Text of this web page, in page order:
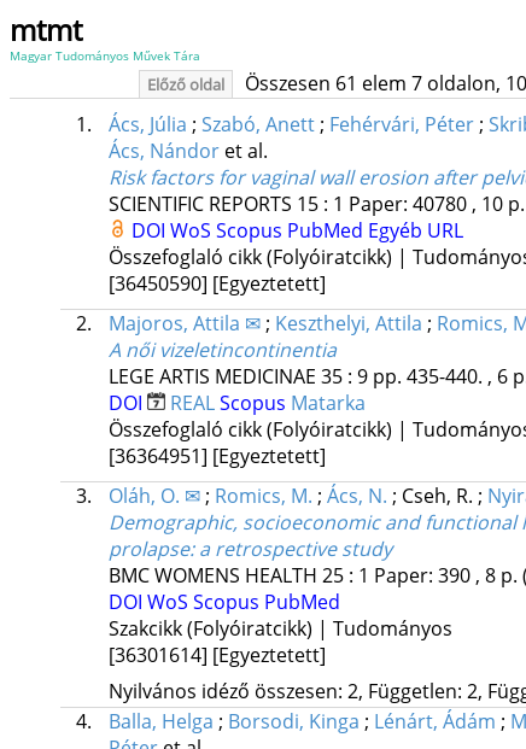
mtmt
Magyar Tudományos Művek Tára
Előző oldal Összesen 61 elem 7 oldalon,
1. Ács, Júlia ; Szabó, Anett; Fehérvári, Péter;
Ács, Nándor et al.
Risk factors for vaginal wall erosion after
SCIENTIFIC REPORTS 15: 1 Paper: 40780 , 10 p.
DOI WoS Scopus PubMed Egyéb URL
Összefoglaló cikk (Folyóiratcikk) |
[36450590] [Egyeztetett]
2.
Majoros, Attila ✉; Keszthelyi, Attila ; Romics,
A női vizeletincontinentia
LEGE ARTIS MEDICINAE 35: 9 pp. 435-440. , 6
DOI
REALScopus Matarka
Összefoglaló cikk (Folyóiratcikk) |
[36364951] [Egyeztetett]
3.
Oláh, O. ✉; Romics, M. ; Ács, N. ; Cseh, R. ;
Demographic, socioeconomic and
prolapse: a retrospective study
BMC WOMENS HEALTH 25: 1 Paper: 390 , 8 p.
DOI WoS Scopus PubMed
Szakcikk (Folyóiratcikk) | Tudományos
[36301614] [Egyeztetett]
Nyilvános idéző összesen: 2, Független: 2,
4.
Balla, Helga ; Borsodi, Kinga ; Lénárt, Ádám ;